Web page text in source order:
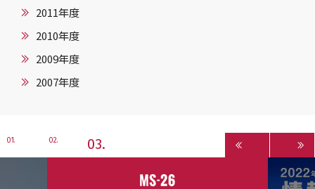
2011年度
2010年度
2009年度
2007年度
1 2 3